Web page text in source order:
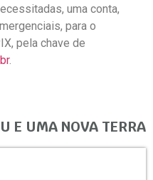
uma conta,
para o
pela chave de
.
E UMA NOVA TERRA